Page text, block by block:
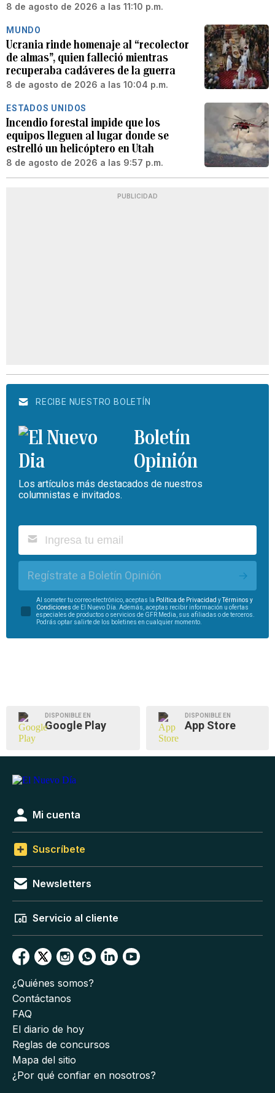
8 de agosto de 2026 a las 11:10 p.m.
MUNDO
Ucrania rinde homenaje al “recolector
de almas”, quien falleció mientras
recuperaba cadáveres de la guerra
8 de agosto de 2026 a las 10:04 p.m.
ESTADOS UNIDOS
Incendio forestal impide que los
equipos lleguen al lugar donde se
estrelló un helicóptero en Utah
8 de agosto de 2026 a las 9:57 p.m.
PUBLICIDAD
RECIBE NUESTRO BOLETÍN
Boletín
Opinión
Los artículos más destacados de nuestros
columnistas e invitados.
Regístrate a Boletín Opinión
Al someter tu correo electrónico, aceptas la Política de Privacidad yTérminos y
Condiciones de El Nuevo Día. Además, aceptas recibir información u ofertas
especiales de productos o servicios de GFR Media, sus afiliadas o de terceros.
Podrás optar salirte de los boletines en cualquier momento.
DISPONIBLE EN
Google Play
DISPONIBLE EN
App Store
Mi cuenta
Suscríbete
Newsletters
Servicio al cliente
¿Quiénes somos?
Contáctanos
FAQ
El diario de hoy
Reglas de concursos
Mapa del sitio
¿Por qué confiar en nosotros?